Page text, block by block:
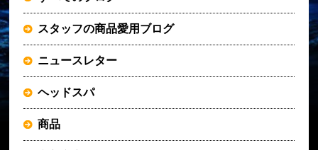
スタッフの商品愛用ブログ
ニュースレター
ヘッドスパ
商品